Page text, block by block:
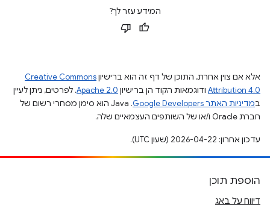
המידע עזר לך?
אלא אם צוין אחרת, התוכן של דף זה הוא ברישיוןCreative Commons
Attribution 4.0 ודוגמאות הקוד הן ברישיון Apache 2.0. לפרטים, ניתן לעיין
במדיניות האתר Google Developers‏
.‏ Java הוא סימן מסחרי רשום של
חברת Oracle ו/או של השותפים העצמאיים שלה.
עדכון אחרון: 2026-04-22 (שעון UTC).
הוספת תוכן
דיווח על באג